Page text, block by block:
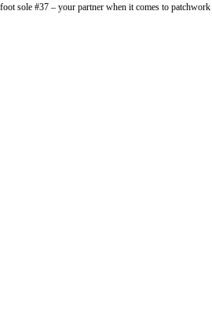
sole #37 – your partner when it comes to patchwork